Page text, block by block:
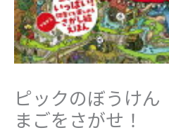
ピックのぼうけ
まごをさがせ！